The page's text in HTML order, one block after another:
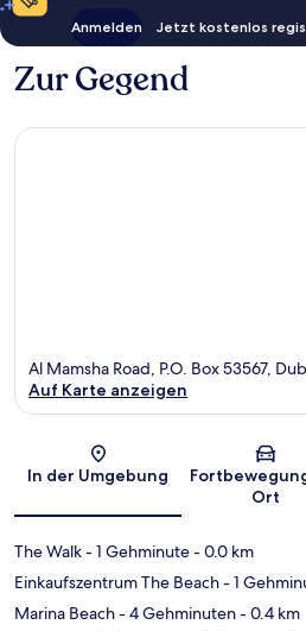
Anmelden Jetzt kostenlos
Zur Gegend
Karte
Al Mamsha Road, P.O. Box 53567,
Auf Karte anzeigen
In der Umgebung
Ort
The Walk- 1 Gehminute- 0.0 km
Einkaufszentrum The Beach- 1
Marina Beach- 4 Gehminuten- 0.4 km